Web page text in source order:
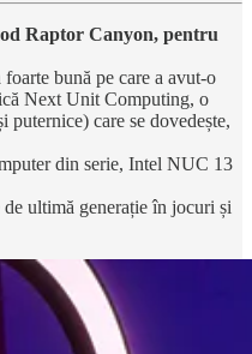
Raptor Canyon, pentru
bună pe care a avut-o
Next Unit Computing, o
care se dovedește,
din serie, Intel NUC 13
de ultimă generație în jocuri și